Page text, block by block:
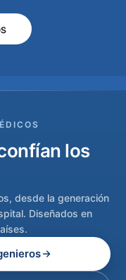
los
desde la generación
Diseñados en